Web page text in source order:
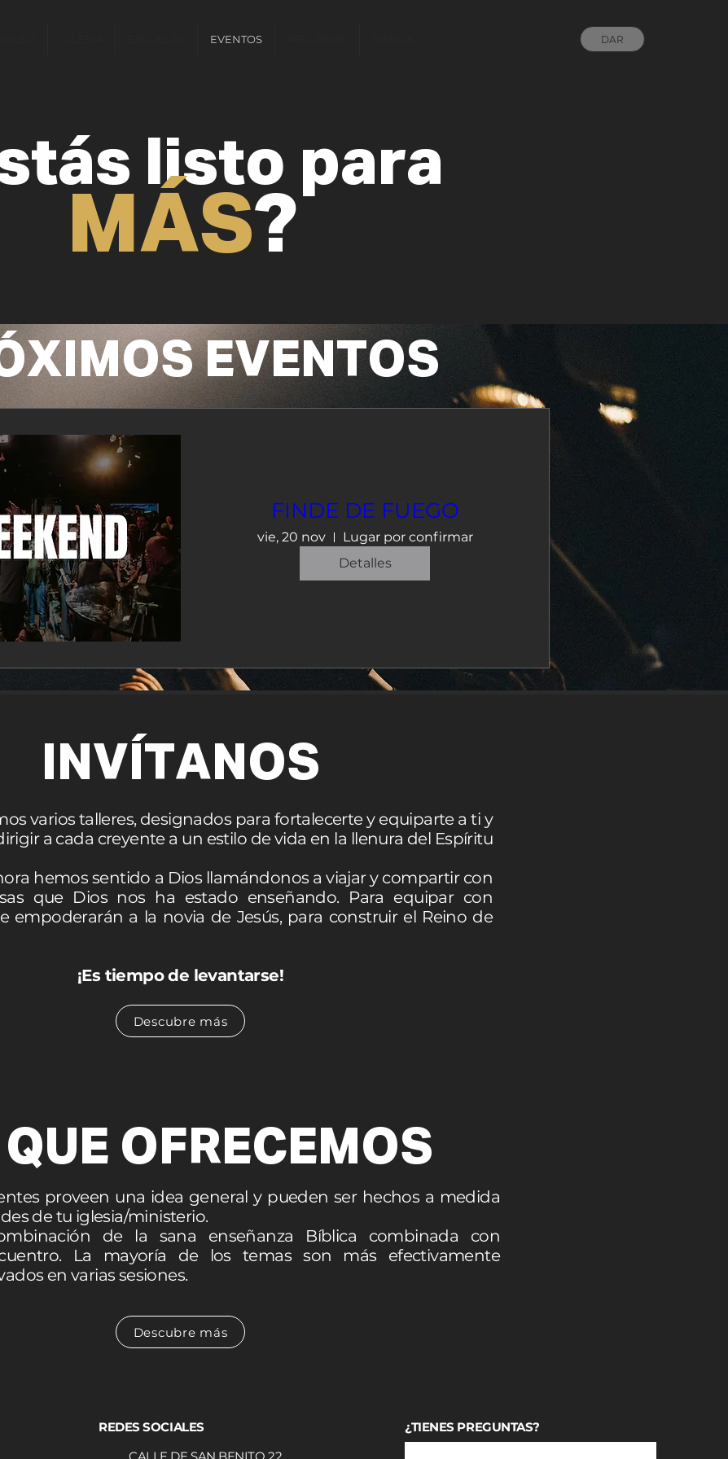
EVENTOS DAR
listo para
MÁS?
EVENTOS
FINDE DE FUEGO
vie, 20 nov
Lugar por confirmar
Detalles
INVÍTANOS
varios talleres, designados para fortalecerte y equiparte a ti y
a cada creyente a un estilo de vida en la llenura del Espíritu
hemos sentido a Dios llamándonos a viajar y compartir con
que Dios nos ha estado enseñando. Para equipar con
empoderarán a la novia de Jesús, para construir el Reino de
¡Es tiempo de levantarse!
Descubre más
OFRECEMOS
proveen una idea general y pueden ser hechos a medida
de tu iglesia/ministerio.
de la sana enseñanza Bíblica combinada con
La mayoría de los temas son más efectivamente
en varias sesiones.
Descubre más
REDES SOCIALES
¿TIENES PREGUNTAS?